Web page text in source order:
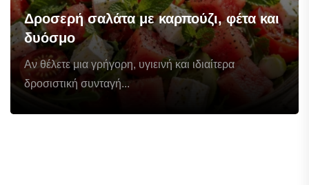
Δροσερή σαλάτα με καρπούζι, φέτα και
δυόσμο
Αν θέλετε μια γρήγορη, υγιεινή και ιδιαίτερα
δροσιστική συνταγή...